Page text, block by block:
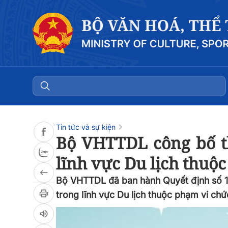
Tin tức và sự kiện
Bộ VHTTDL công
lĩnh vực Du lịch
Bộ VHTTDL đã ban hành Quyết định
trong lĩnh vực Du lịch thuộc phạm vi
0:00 0:00